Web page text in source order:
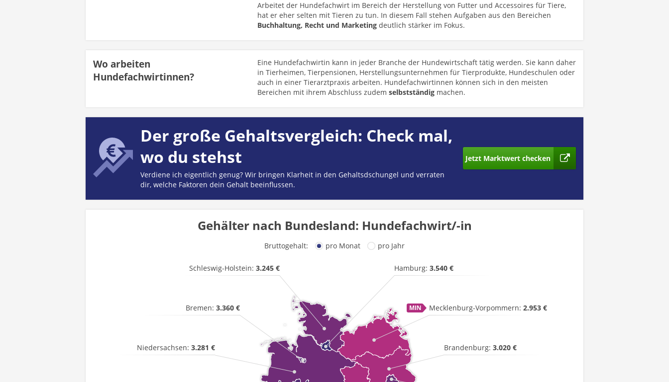
Arbeitet der Hundefachwirt im Bereich der Herstellung von Futter und Accessoires für Tiere,
hat er eher selten mit Tieren zu tun. In diesem Fall stehen Aufgaben aus den Bereichen
Buchhaltung, Recht und Marketing deutlich stärker im Fokus.
Wo arbeiten
Hundefachwirtinnen?
Eine Hundefachwirtin kann in jeder Branche der Hundewirtschaft tätig werden. Sie kann daher
in Tierheimen, Tierpensionen, Herstellungsunternehmen für Tierprodukte, Hundeschulen oder
auch in einer Tierarztpraxis arbeiten. Hundefachwirtinnen können sich in den meisten
Bereichen mit ihrem Abschluss zudem selbstständig machen.
Der große Gehaltsvergleich: Check mal,
wo du stehst
Verdiene ich eigentlich genug? Wir bringen Klarheit in den Gehaltsdschungel und verraten
dir, welche Faktoren dein Gehalt beeinflussen.
Jetzt Marktwert checken
Gehälter nach Bundesland: Hundefachwirt/-in
Bruttogehalt: pro Monat pro Jahr
Brandenburg: 3.020 €
Bremen: 3.360 €
Hamburg: 3.540 €
Mecklenburg-Vorpommern: 2.953 €
Niedersachsen: 3.281 €
Schleswig-Holstein: 3.245 €